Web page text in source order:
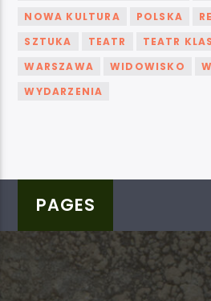
NOWA KULTURA
POLSKA
SZTUKA
TEATR
TEATR
WARSZAWA
WIDOWISKO
WYDARZENIA
PAGES